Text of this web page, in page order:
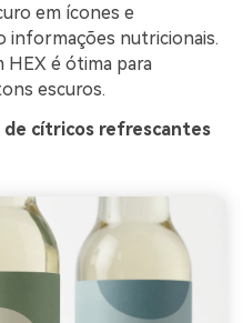
em ícones e
informações nutricionais.
HEX é ótima para
escuros.
de cítricos refrescantes